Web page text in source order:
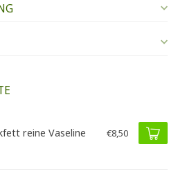
reine Vaseline €8,50